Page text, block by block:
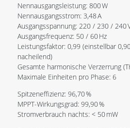
Nennausgangsleistung: 800 W
Nennausgangsstrom: 3,48 A
Ausgangsspannung: 220 / 230 / 240
Ausgangsfrequenz: 50 / 60 Hz
Leistungsfaktor: 0,99 (einstellbar
nacheilend)
Gesamte harmonische Verzerrung
Maximale Einheiten pro Phase: 6
Spitzeneffizienz: 96,70 %
MPPT-Wirkungsgrad: 99,90 %
Stromverbrauch nachts: < 50 mW